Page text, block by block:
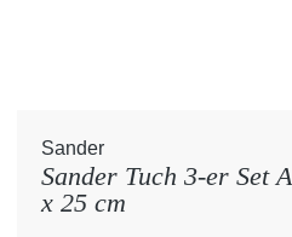
Sander
Sander Tuch 3-er Set
x 25 cm